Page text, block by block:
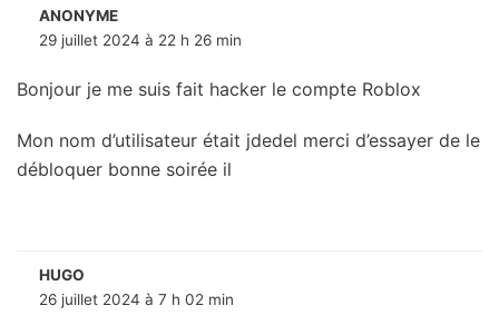
ANONYME
29 juillet 2024 à 22 h 26 min
Bonjour je me suis fait hacker le compte Roblox
Mon nom d’utilisateur était jdedel merci d’essayer de le
débloquer bonne soirée il
HUGO
26 juillet 2024 à 7 h 02 min